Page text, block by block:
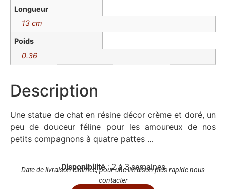
Longueur
13 cm
Poids
0.36
Description
Une statue de chat en résine décor crème et doré, un
peu de douceur féline pour les amoureux de nos
petits compagnons à quatre pattes …
Disponibilité: 2 à 3 semaines
Date de livraison estimée, pour une livraison plus rapide nous
contacter